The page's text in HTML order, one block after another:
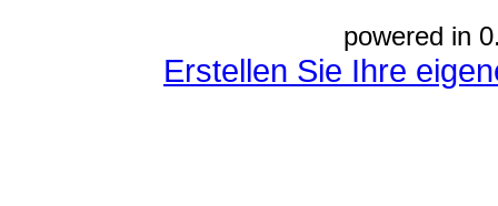
powered in
Erstellen Sie Ihre